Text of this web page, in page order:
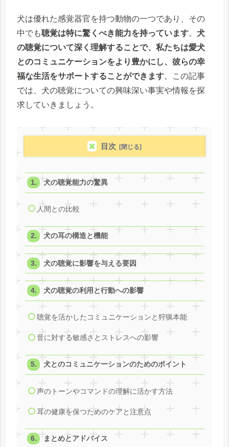
犬は優れた感覚器官を持つ動物の一つであり、その
中でも聴覚は特に驚くべき能力を持っています。 犬
の聴覚について深く理解することで、私たちは愛犬
とのコミュニケーションをより豊かにし、彼らの幸
福な生活をサポートすることができます。この記事
では、犬の聴覚についての興味深い事実や情報を探
求していきましょう。
目次
犬の聴覚能力の驚異
人間との比較
犬の耳の構造と機能
犬の聴覚に影響を与える要因
犬の聴覚の利用と行動への影響
聴覚を活かしたコミュニケーションと狩猟本能
音に対する敏感さとストレスへの影響
犬とのコミュニケーションのためのポイント
声のトーンやコマンドの理解に活かす方法
耳の健康を保つためのケアと注意点
まとめとアドバイス